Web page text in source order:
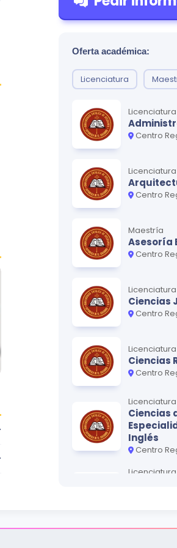
Oferta académica:
Licenciatura
Licenciatura
Centro
Licenciatura
Centro
Maestría
Asesoría
Centro
Licenciatura
Ciencias
Centro
Licenciatura
Ciencias
Centro
Licenciatura
Ciencias
Inglés
Centro
Licenciatura